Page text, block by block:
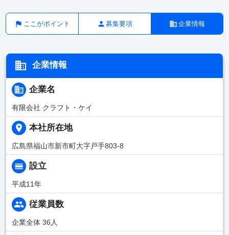
ここがポイント 募集要項 企業情報
企業情報
企業名
有限会社 クラフト・ケイ
本社所在地
広島県福山市新市町大字戸手803-8
設立
平成11年
従業員数
企業全体 36人